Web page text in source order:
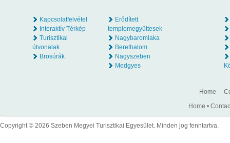
Kapcsolatfelvétel
Interaktív Térkép
Turisztikai
útvonalak
Brosúrák
Erődített
templomegyüttesek
Nagybaromlaka
Berethalom
Nagyszeben
Medgyes
Home
Home •
Copyright © 2026 Szeben Megyei Turisztikai Egyesület. Minden jog fenntartva.